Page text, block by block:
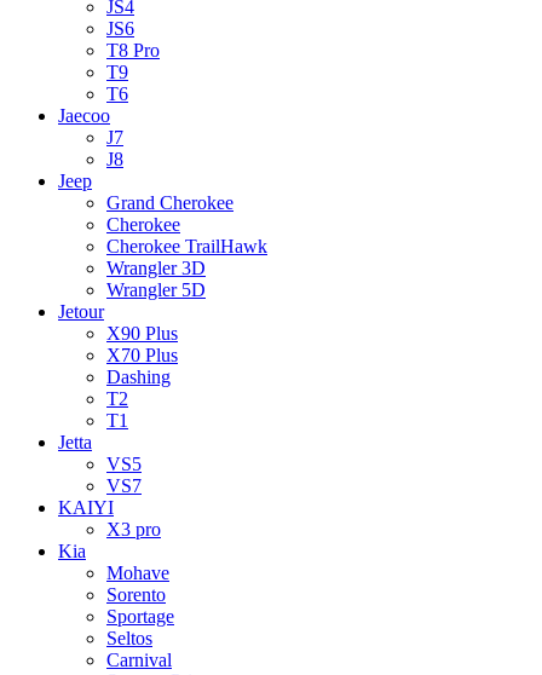
JS4
JS6
T8 Pro
T9
T6
Jaecoo
J7
J8
Jeep
Grand Cherokee
Cherokee
Cherokee TrailHawk
Wrangler 3D
Wrangler 5D
Jetour
X90 Plus
X70 Plus
Dashing
T2
T1
Jetta
VS5
VS7
KAIYI
X3 pro
Kia
Mohave
Sorento
Sportage
Seltos
Carnival